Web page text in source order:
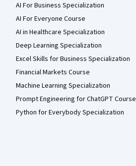
AI For Business Specialization
AI For Everyone Course
AI in Healthcare Specialization
Deep Learning Specialization
Excel Skills for Business Specialization
Financial Markets Course
Machine Learning Specialization
Prompt Engineering for ChatGPT Course
Python for Everybody Specialization